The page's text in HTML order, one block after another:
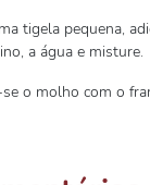
tigela pequena,
a água e misture.
o molho com o